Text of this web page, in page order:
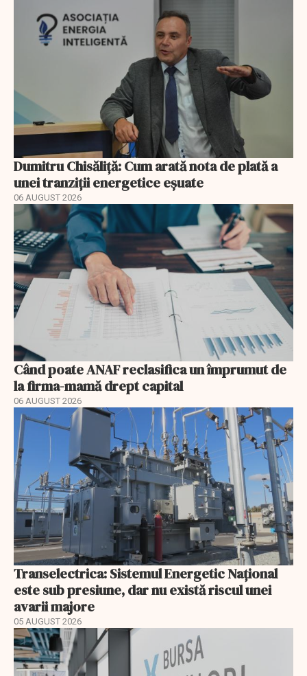
Dumitru Chisăliță: Cum arată nota de plată a
unei tranziții energetice eșuate
06 AUGUST 2026
Când poate ANAF reclasifica un împrumut de
la firma-mamă drept capital
06 AUGUST 2026
Transelectrica: Sistemul Energetic Național
este sub presiune, dar nu există riscul unei
avarii majore
05 AUGUST 2026